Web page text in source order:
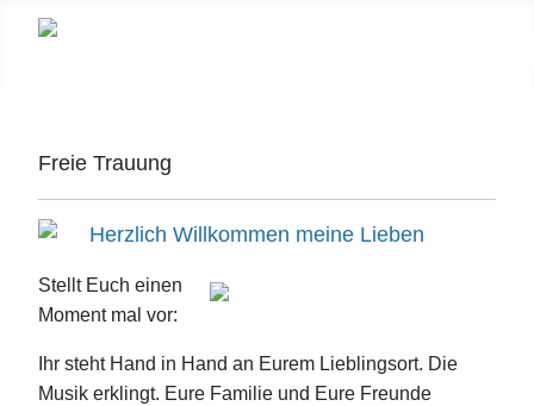
Freie Trauung
Herzlich Willkommen meine Lieben
Stellt Euch einen
Moment mal vor:
Ihr steht Hand in Hand an Eurem Lieblingsort. Die
Musik erklingt. Eure Familie und Eure Freunde